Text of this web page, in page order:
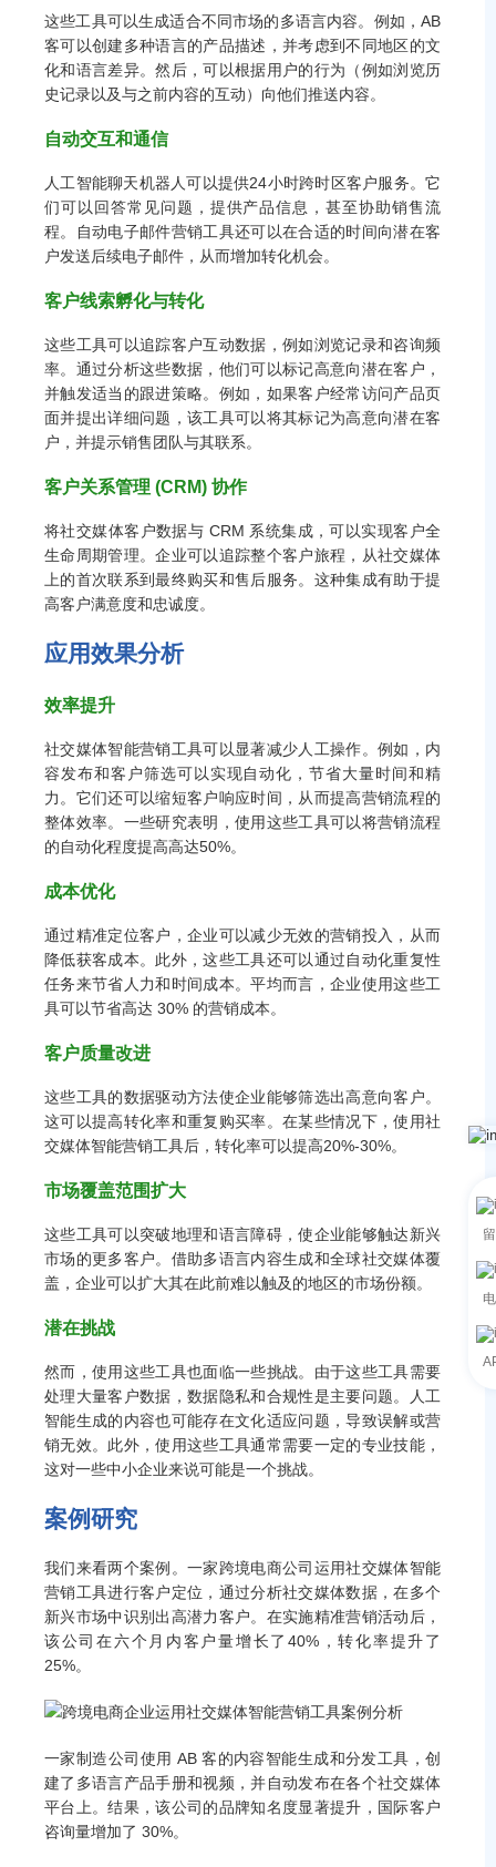
这些工具可以生成适合不同市场的多语言内容。例如，AB
客可以创建多种语言的产品描述，并考虑到不同地区的文
化和语言差异。然后，可以根据用户的行为（例如浏览历
史记录以及与之前内容的互动）向他们推送内容。
自动交互和通信
人工智能聊天机器人可以提供24小时跨时区客户服务。它
们可以回答常见问题，提供产品信息，甚至协助销售流
程。自动电子邮件营销工具还可以在合适的时间向潜在客
户发送后续电子邮件，从而增加转化机会。
客户线索孵化与转化
这些工具可以追踪客户互动数据，例如浏览记录和咨询频
率。通过分析这些数据，他们可以标记高意向潜在客户，
并触发适当的跟进策略。例如，如果客户经常访问产品页
面并提出详细问题，该工具可以将其标记为高意向潜在客
户，并提示销售团队与其联系。
客户关系管理 (CRM) 协作
将社交媒体客户数据与 CRM 系统集成，可以实现客户全
生命周期管理。企业可以追踪整个客户旅程，从社交媒体
上的首次联系到最终购买和售后服务。这种集成有助于提
高客户满意度和忠诚度。
应用效果分析
效率提升
社交媒体智能营销工具可以显著减少人工操作。例如，内
容发布和客户筛选可以实现自动化，节省大量时间和精
力。它们还可以缩短客户响应时间，从而提高营销流程的
整体效率。一些研究表明，使用这些工具可以将营销流程
的自动化程度提高高达50%。
成本优化
通过精准定位客户，企业可以减少无效的营销投入，从而
降低获客成本。此外，这些工具还可以通过自动化重复性
任务来节省人力和时间成本。平均而言，企业使用这些工
具可以节省高达 30% 的营销成本。
客户质量改进
这些工具的数据驱动方法使企业能够筛选出高意向客户。
这可以提高转化率和重复购买率。在某些情况下，使用社
交媒体智能营销工具后，转化率可以提高20%-30%。
市场覆盖范围扩大
这些工具可以突破地理和语言障碍，使企业能够触达新兴
市场的更多客户。借助多语言内容生成和全球社交媒体覆
盖，企业可以扩大其在此前难以触及的地区的市场份额。
潜在挑战
然而，使用这些工具也面临一些挑战。由于这些工具需要
处理大量客户数据，数据隐私和合规性是主要问题。人工
智能生成的内容也可能存在文化适应问题，导致误解或营
销无效。此外，使用这些工具通常需要一定的专业技能，
这对一些中小企业来说可能是一个挑战。
案例研究
我们来看两个案例。一家跨境电商公司运用社交媒体智能
营销工具进行客户定位，通过分析社交媒体数据，在多个
新兴市场中识别出高潜力客户。在实施精准营销活动后，
该公司在六个月内客户量增长了40%，转化率提升了
25%。
一家制造公司使用 AB 客的内容智能生成和分发工具，创
建了多语言产品手册和视频，并自动发布在各个社交媒体
平台上。结果，该公司的品牌知名度显著提升，国际客户
咨询量增加了 30%。